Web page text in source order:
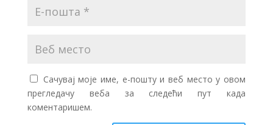
Сачувај моје име, е-пошту и веб место у овом
прегледачу веба за следећи пут када
коментаришем.